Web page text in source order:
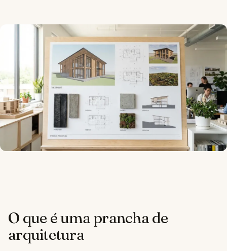
O que é uma prancha de
arquitetura